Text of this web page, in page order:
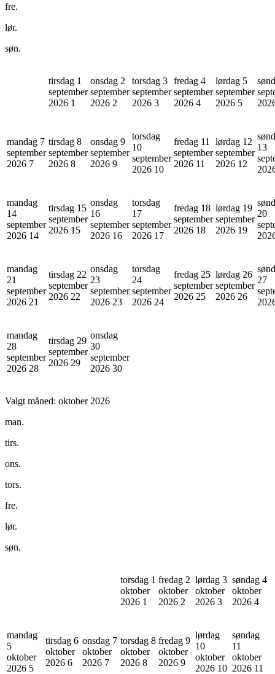
fre.
lør.
søn.
tirsdag 1
september
2026 1
onsdag 2
september
2026 2
torsdag 3
september
2026 3
fredag 4
september
2026 4
lørdag 5
september
2026 5
mandag 7
september
2026 7
tirsdag 8
september
2026 8
onsdag 9
september
2026 9
torsdag
10
september
2026 10
fredag 11
september
2026 11
lørdag 12
september
2026 12
13
mandag
14
september
2026 14
tirsdag 15
september
2026 15
onsdag
16
september
2026 16
torsdag
17
september
2026 17
fredag 18
september
2026 18
lørdag 19
september
2026 19
20
mandag
21
september
2026 21
tirsdag 22
september
2026 22
onsdag
23
september
2026 23
torsdag
24
september
2026 24
fredag 25
september
2026 25
lørdag 26
september
2026 26
27
mandag
28
september
2026 28
tirsdag 29
september
2026 29
onsdag
30
september
2026 30
Valgt måned: oktober 2026
man.
tirs.
ons.
tors.
fre.
lør.
søn.
torsdag 1
oktober
2026 1
fredag 2
oktober
2026 2
lørdag 3
oktober
2026 3
søndag 4
oktober
2026 4
mandag
5
oktober
2026 5
tirsdag 6
oktober
2026 6
onsdag 7
oktober
2026 7
torsdag 8
oktober
2026 8
fredag 9
oktober
2026 9
lørdag
10
oktober
2026 10
søndag
11
oktober
2026 11